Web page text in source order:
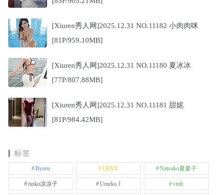
[Xiuren秀人网]2025.12.31 NO.11182 小肉肉咪
[81P/959.10MB]
[Xiuren秀人网]2025.12.31 NO.11180 夏冰冰
[77P/807.88MB]
[Xiuren秀人网]2025.12.31 NO.11181 甜妮
[81P/984.42MB]
标签
Byoru LRXX Natsuko夏夏子
rioko凉凉子 Umeko J vmb